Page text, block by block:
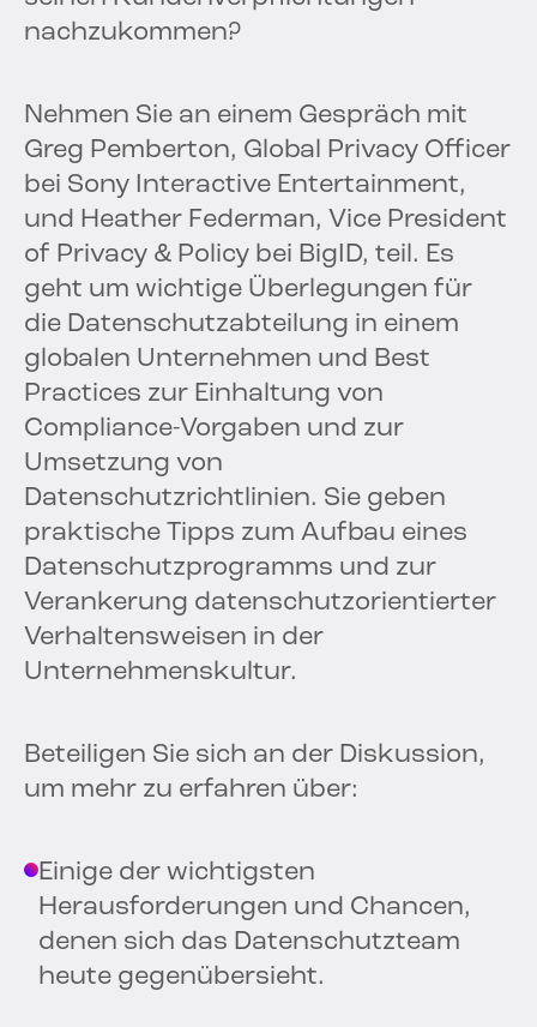
nachzukommen?
Nehmen Sie an einem Gespräch mit
Greg Pemberton, Global Privacy Officer
bei Sony Interactive Entertainment,
und Heather Federman, Vice President
of Privacy & Policy bei BigID, teil. Es
geht um wichtige Überlegungen für
die Datenschutzabteilung in einem
globalen Unternehmen und Best
Practices zur Einhaltung von
Compliance-Vorgaben und zur
Umsetzung von
Datenschutzrichtlinien. Sie geben
praktische Tipps zum Aufbau eines
Datenschutzprogramms und zur
Verankerung datenschutzorientierter
Verhaltensweisen in der
Unternehmenskultur.
Beteiligen Sie sich an der Diskussion,
um mehr zu erfahren über:
Einige der wichtigsten
Herausforderungen und Chancen,
denen sich das Datenschutzteam
heute gegenübersieht.